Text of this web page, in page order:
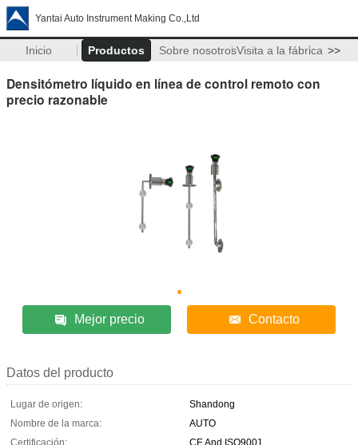
Yantai Auto Instrument Making Co.,Ltd
Inicio Productos Sobre nosotrosVisita a la fábrica >>
Densitómetro líquido en línea de control remoto con
precio razonable
Mejor precio Contacto
Datos del producto
Lugar de origen:
Shandong
Nombre de la marca:
AUTO
Certificación:
CE And ISO9001